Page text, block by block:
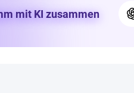
mit KI zusammen